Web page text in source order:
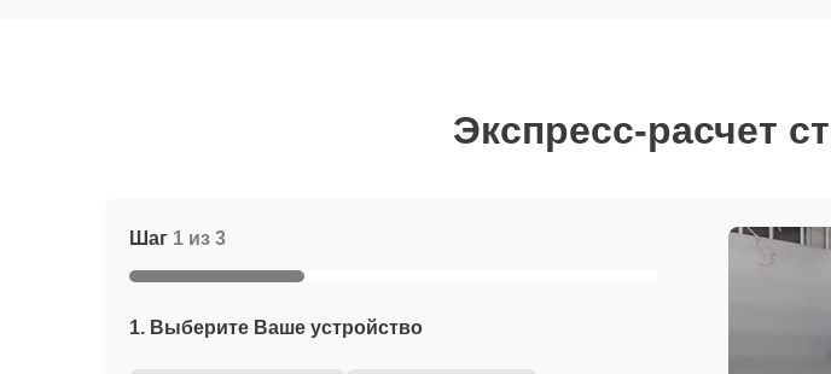
Экспресс-расчет
Шаг 1 из 3
1. Выберите Ваше устройство